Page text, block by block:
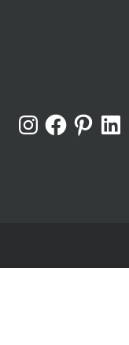
InstagramFacebookPinterest